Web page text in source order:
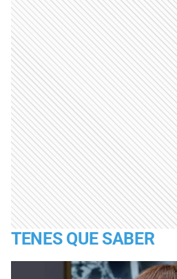
TENES QUE SABER